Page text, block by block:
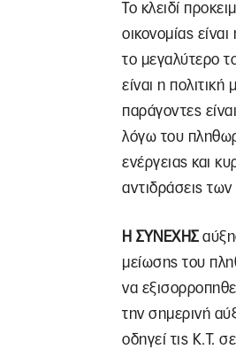
Το κλειδί
οικονομίας
το μεγαλύτερο
είναι η
παράγοντες
λόγω του
ενέργειας και
αντιδράσεις
Η ΣΥΝΕΧΗΣ
μείωσης του
να
την σημερινή
οδηγεί τις Κ.Τ.